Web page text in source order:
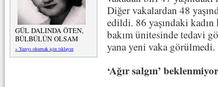
GÜL DALINDA ÖTEN,
BÜLBÜLÜN OLSAM
» Yazıyı okumak için tıklayın
Diğer vakalardan 48
edildi. 86 yaşındaki kadın
bakım ünitesinde tedavi
yana yeni vaka
‘Ağır salgın’ beklenmiyor